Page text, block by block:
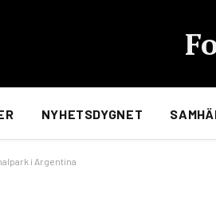
NYHETSDYGNET
i Argentina